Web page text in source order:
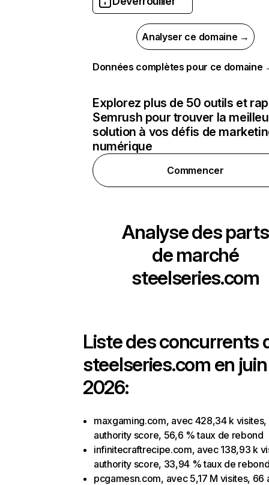
Analyser ce domaine →
Données complètes pour ce domaine
Explorez plus de 50 outils et
Semrush pour trouver la
solution à vos défis de
numérique
Commencer
Analyse des parts
de marché
steelseries.com
Liste des concurrents
steelseries.com en juin
2026:
maxgaming.com, avec 428,34 k
authority score, 56,6 % taux de rebond
infinitecraftrecipe.com, avec 138,93 k
authority score, 33,94 % taux de
pcgamesn.com, avec 5,17 M visites, 66